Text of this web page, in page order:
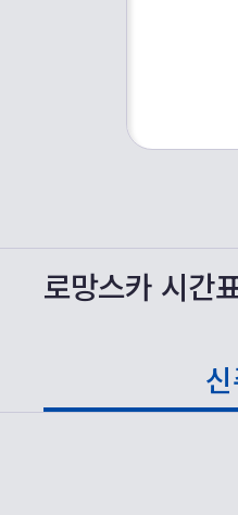
로망스카 시간